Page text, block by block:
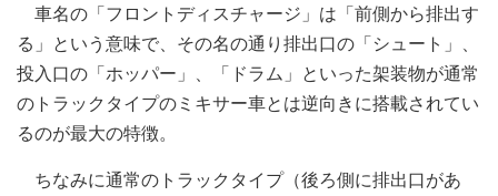
車名の「フロントディスチャージ」は「前側から排出す
る」という意味で、その名の通り排出口の「シュート」、
投入口の「ホッパー」、「ドラム」といった架装物が通常
のトラックタイプのミキサー車とは逆向きに搭載されてい
るのが最大の特徴。
ちなみに通常のトラックタイプ（後ろ側に排出口があ